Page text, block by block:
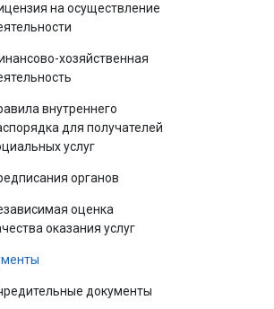
на осуществление
хозяйственная
внутреннего
для получателей
услуг
органов
оценка
оказания услуг
документы